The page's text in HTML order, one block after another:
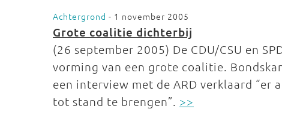
Achtergrond - 1 november 2005
Grote coalitie dichterbij
(26 september 2005) De CDU/CSU en
vorming van een grote coalitie.
een interview met de ARD verklaard
tot stand te brengen”. >>